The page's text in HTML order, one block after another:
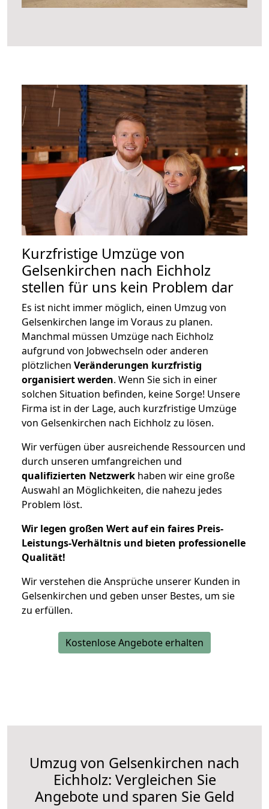
Kurzfristige Umzüge von
Gelsenkirchen nach Eichholz
stellen für uns kein Problem dar
Es ist nicht immer möglich, einen Umzug von
Gelsenkirchen lange im Voraus zu planen.
Manchmal müssen Umzüge nach Eichholz
aufgrund von Jobwechseln oder anderen
plötzlichen Veränderungen kurzfristig
organisiert werden. Wenn Sie sich in einer
solchen Situation befinden, keine Sorge! Unsere
Firma ist in der Lage, auch kurzfristige Umzüge
von Gelsenkirchen nach Eichholz zu lösen.
Wir verfügen über ausreichende Ressourcen und
durch unseren umfangreichen und
qualifizierten Netzwerk haben wir eine große
Auswahl an Möglichkeiten, die nahezu jedes
Problem löst.
Wir legen großen Wert auf ein faires Preis-
Leistungs-Verhältnis und bieten professionelle
Qualität!
Wir verstehen die Ansprüche unserer Kunden in
Gelsenkirchen und geben unser Bestes, um sie
zu erfüllen.
Kostenlose Angebote erhalten
Umzug von Gelsenkirchen nach
Eichholz: Vergleichen Sie
Angebote und sparen Sie Geld